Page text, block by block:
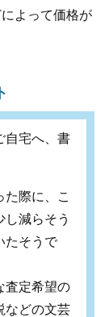
よって価格が
自宅へ、書
際に、こ
減らそう
たそうで
査定希望の
などの文芸